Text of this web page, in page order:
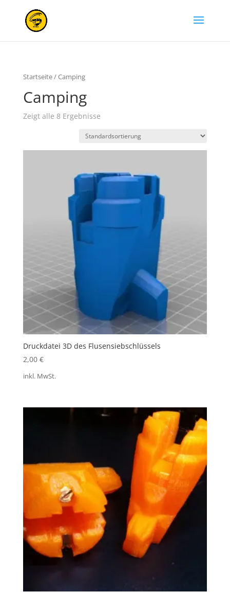
Startseite/ Camping
Camping
Zeigt alle 8 Ergebnisse
Druckdatei 3D des Flusensiebschlüssels
2,00 €
inkl. MwSt.